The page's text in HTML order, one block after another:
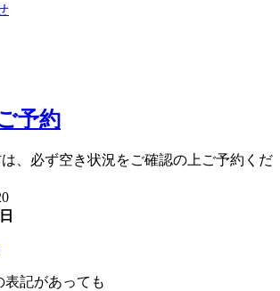
予約
、必ず空き状況をご確認の上ご予約くだ
記があっても